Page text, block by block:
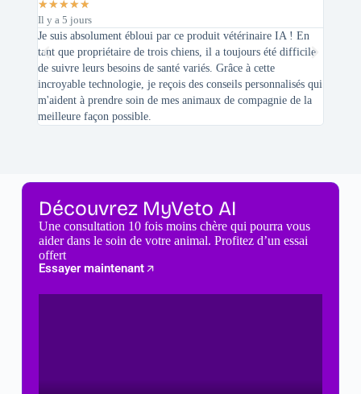
★★★★★
Il y a 5 jours
Je suis absolument ébloui par ce produit vétérinaire IA ! En
tant que propriétaire de trois chiens, il a toujours été difficile
de suivre leurs besoins de santé variés. Grâce à cette
incroyable technologie, je reçois des conseils personnalisés qui
m'aident à prendre soin de mes animaux de compagnie de la
meilleure façon possible.
Découvrez MyVeto AI
Une consultation 10 fois moins chère qui pourra vous
aider dans le soin de votre animal. Profitez d’un essai
offert
Essayer maintenant